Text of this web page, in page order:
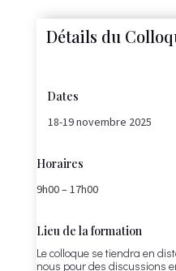
Détails du
Dates
18-19 novembre 2025
Horaires
9h00 – 17h00
Lieu de la formation
Le colloque se tiendra en
nous pour des discussions